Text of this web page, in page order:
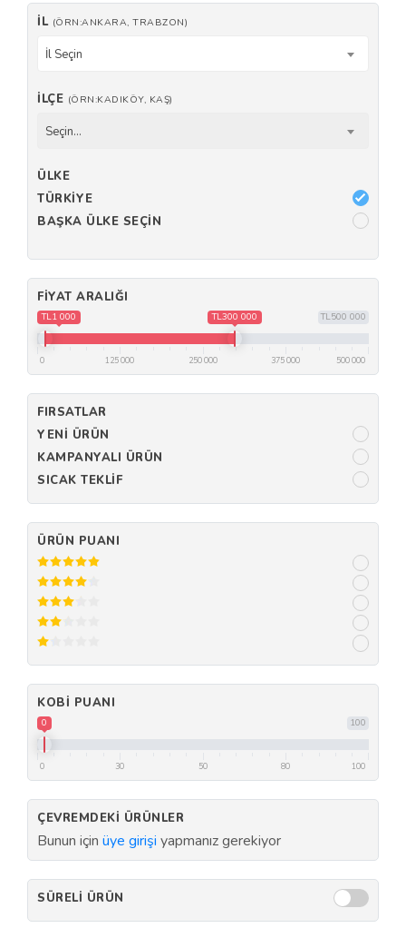
İL (ÖRN:ANKARA, TRABZON)
İl Seçin
İLÇE (ÖRN:KADIKÖY, KAŞ)
Seçin...
ÜLKE
TÜRKIYE
BAŞKA ÜLKE SEÇIN
FIYAT ARALIĞI
TL500 000
TL1 000 TL300 000
0 125 000 250 000 375 000 500 000
FIRSATLAR
YENI ÜRÜN
KAMPANYALI ÜRÜN
SICAK TEKLIF
ÜRÜN PUANI
KOBI PUANI
100
0
0 30 50 80 100
ÇEVREMDEKI ÜRÜNLER
Bunun için üye girişi yapmanız gerekiyor
SÜRELI ÜRÜN